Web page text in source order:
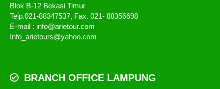
Blok B-12 Bekasi Timur
Telp.021-88347537, Fax. 021- 88356698
E-mail : info@arietour.com
Info_arietours@yahoo.com
BRANCH OFFICE LAMPUNG